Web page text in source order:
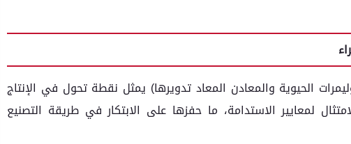
الحيوية والمعادن المعاد تدويرها) يمثل نقطة تحول في الإنتاج
لمعايير الاستدامة، ما حفزها على الابتكار في طريقة التصنيع